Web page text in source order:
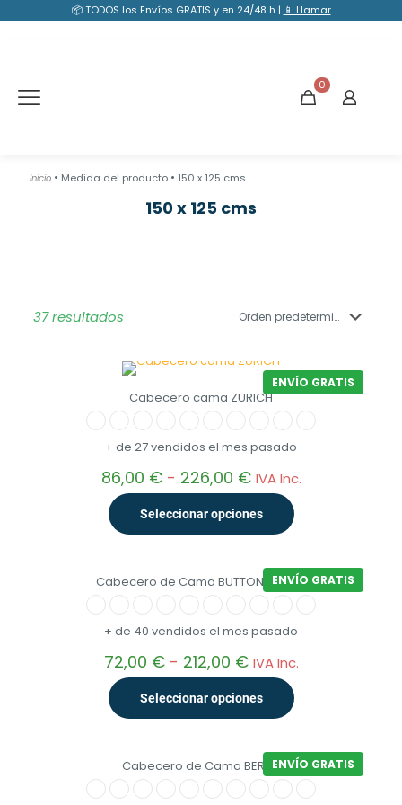
📦 TODOS los Envíos GRATIS y en 24/48 h | 📱 Llamar
0
Inicio • Medida del producto • 150 x 125 cms
150 x 125 cms
37 resultados
ENVÍO GRATIS
Cabecero cama ZURICH
+ de 27 vendidos el mes pasado
86,00 € - 226,00 €Rango
de
precios:
desde
hasta
226,00 €
IVA Inc.
Seleccionar opciones
tiene
Las
se
elegir
en
de
ENVÍO GRATIS
Cabecero de Cama BUTTON DELUXE
+ de 40 vendidos el mes pasado
72,00 € - 212,00 €Rango
de
precios:
desde
hasta
212,00 €
IVA Inc.
Seleccionar opciones
tiene
ENVÍO GRATIS
Cabecero de Cama BERLIN